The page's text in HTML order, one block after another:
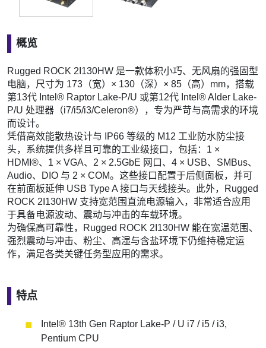
概览
Rugged ROCK 2I130HW 是一款体积小巧、无风扇的强固型
电脑，尺寸为 173（宽）× 130（深）× 85（高）mm，搭载
第13代 Intel® Raptor Lake-P/U 或第12代 Intel® Alder Lake-
P/U 处理器（i7/i5/i3/Celeron®），专为严苛与高需求的环境
而设计。
凭借高效能散热设计与 IP66 等级的 M12 工业防水防尘接
头，系统提供多样且可靠的工业级接口，包括：1 ×
HDMI®、1 × VGA、2 × 2.5GbE 网口、4 × USB、SMBus、
Audio、DIO 与 2 × COM。这些接口配置于后侧面板，并可
在前面板延伸 USB Type A 接口与天线接头。此外，Rugged
ROCK 2I130HW 支持宽范围直流电源输入，非常适合应用
于具备电源波动、震动与冲击的车载环境。
为确保高可靠性，Rugged ROCK 2I130HW 能在宽温范围、
强烈震动与冲击、粉尘、高湿与含盐环境下仍维持稳定运
作，满足各类关键任务型应用的需求。
特点
Intel® 13th Gen Raptor Lake-P / U i7 / i5 / i3,
Pentium CPU